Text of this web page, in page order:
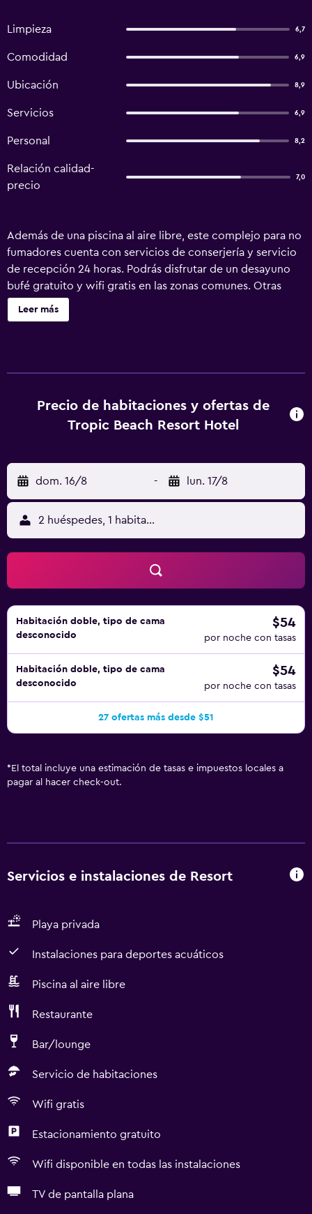
Limpieza 6,7
Comodidad 6,9
Ubicación 8,9
Servicios 6,9
Personal 8,2
Relación calidad-
precio
7,0
Además de una piscina al aire libre, este complejo para no
fumadores cuenta con servicios de conserjería y servicio
de recepción 24 horas. Podrás disfrutar de un desayuno
bufé gratuito y wifi gratis en las zonas comunes. Otras
instalaciones incluyen un jardín. Se ofrece servicio de
cambio de toallas a petición. Tropic Beach Club Side
ofrece acceso a Internet wifi gratis con una velocidad de
25 Mbps o más. Es posible solicitar cambio de toallas y
complejo turístico incluyen una piscina al aire libre.
Leer más
Precio de habitaciones y ofertas de
Tropic Beach Resort Hotel
dom. 16/8 - lun. 17/8
2 huéspedes, 1 habitación
Habitación doble, tipo de cama
desconocido
$54
por noche con tasas
Habitación doble, tipo de cama
desconocido
$54
por noche con tasas
27 ofertas más desde $51
* El total incluye una estimación de tasas e impuestos locales a
pagar al hacer check-out.
Servicios e instalaciones de Resort
Playa privada
Instalaciones para deportes acuáticos
Piscina al aire libre
Restaurante
Bar/lounge
Servicio de habitaciones
Wifi gratis
Estacionamiento gratuito
Wifi disponible en todas las instalaciones
TV de pantalla plana